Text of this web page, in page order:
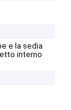
e la sedia
interno